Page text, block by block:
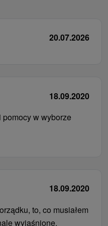
20.07.2026
18.09.2020
pomocy w wyborze
18.09.2020
to, co musiałem
wyjaśnione.